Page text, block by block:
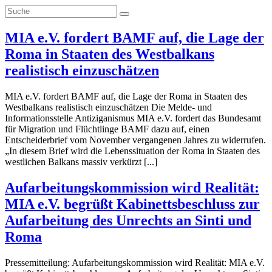
MIA e.V. fordert BAMF auf, die Lage der
Roma in Staaten des Westbalkans
realistisch einzuschätzen
MIA e.V. fordert BAMF auf, die Lage der Roma in Staaten des
Westbalkans realistisch einzuschätzen Die Melde- und
Informationsstelle Antiziganismus MIA e.V. fordert das Bundesamt
für Migration und Flüchtlinge BAMF dazu auf, einen
Entscheiderbrief vom November vergangenen Jahres zu widerrufen.
„In diesem Brief wird die Lebenssituation der Roma in Staaten des
westlichen Balkans massiv verkürzt [...]
Aufarbeitungskommission wird Realität:
MIA e.V. begrüßt Kabinettsbeschluss zur
Aufarbeitung des Unrechts an Sinti und
Roma
Pressemitteilung: Aufarbeitungskommission wird Realität: MIA e.V.